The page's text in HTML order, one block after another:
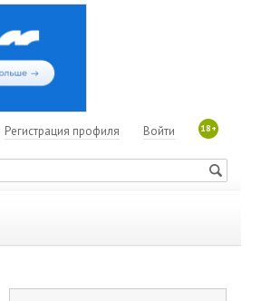
18+
Войти
Регистрация профиля